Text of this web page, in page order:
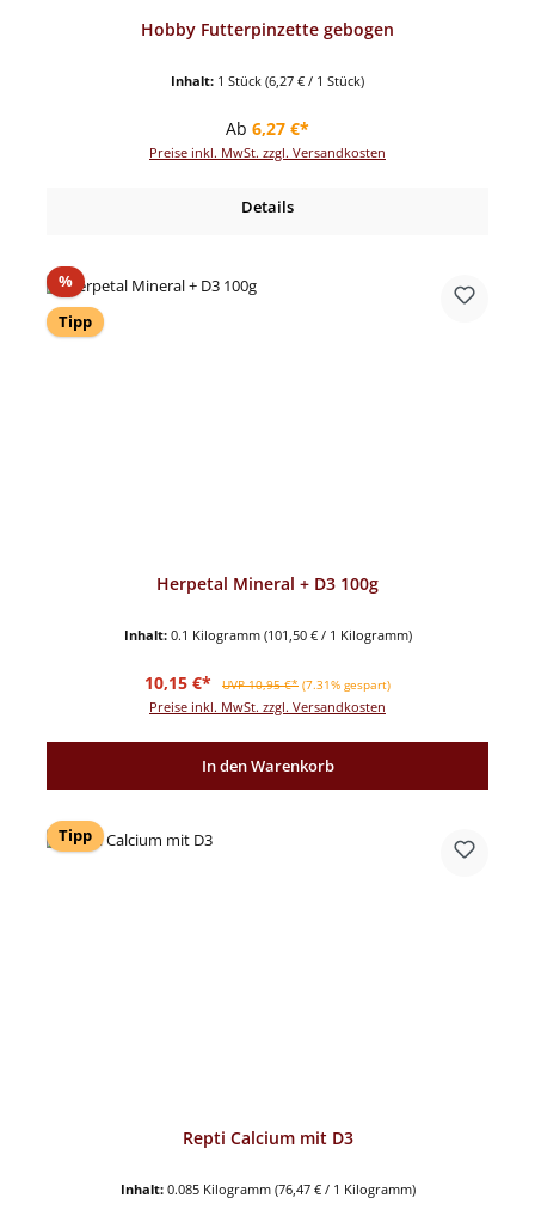
Hobby Futterpinzette gebogen
Inhalt: 1 Stück (6,27 € / 1 Stück)
Regulärer Preis:
Ab 6,27 €*
Preise inkl. MwSt. zzgl. Versandkosten
Details
%Rabatt
Tipp
Herpetal Mineral + D3 100g
Inhalt: 0.1 Kilogramm (101,50 € / 1 Kilogramm)
Verkaufspreis:
10,15 €* Regulärer Preis:
UVP 10,95 €* (7.31% gespart)
Preise inkl. MwSt. zzgl. Versandkosten
In den Warenkorb
Tipp
Repti Calcium mit D3
Inhalt: 0.085 Kilogramm (76,47 € / 1 Kilogramm)